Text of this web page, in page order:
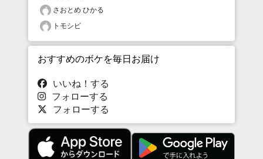
さおとめ ひかる
トモシビ
おすすめのボケを毎日お届け
いいね！する
フォローする
フォローする